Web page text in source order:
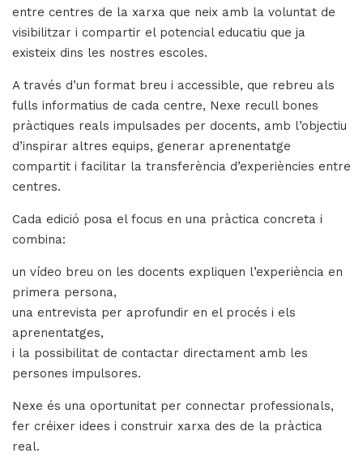
entre centres de la xarxa que neix amb la voluntat de
visibilitzar i compartir el potencial educatiu que ja
existeix dins les nostres escoles.
A través d’un format breu i accessible, que rebreu als
fulls informatius de cada centre, Nexe recull bones
pràctiques reals impulsades per docents, amb l’objectiu
d’inspirar altres equips, generar aprenentatge
compartit i facilitar la transferència d’experiències entre
centres.
Cada edició posa el focus en una pràctica concreta i
combina:
un vídeo breu on les docents expliquen l’experiència en
primera persona,
una entrevista per aprofundir en el procés i els
aprenentatges,
i la possibilitat de contactar directament amb les
persones impulsores.
Nexe és una oportunitat per connectar professionals,
fer créixer idees i construir xarxa des de la pràctica
real.